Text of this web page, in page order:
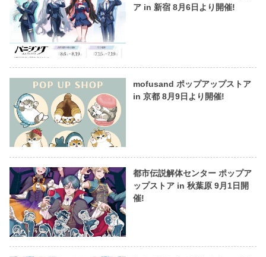
ア in 新宿 8月6日より開催!
mofusand ポップアップストア
in 京都 8月9日より開催!
都市伝説解体センター ポップア
ップストア in 秋葉原 9月1日開
催!